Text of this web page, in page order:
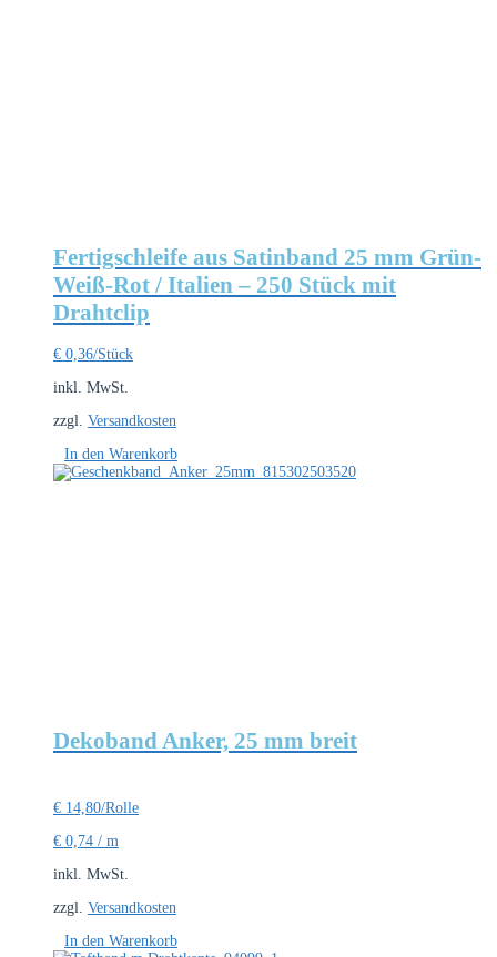
Fertigschleife aus Satinband 25 mm Grün-
Weiß-Rot / Italien – 250 Stück mit
Drahtclip
€ 0,36/Stück
inkl. MwSt.
zzgl. Versandkosten
In den Warenkorb
Dekoband Anker, 25 mm breit
€ 14,80/Rolle
€ 0,74 / m
inkl. MwSt.
zzgl. Versandkosten
In den Warenkorb